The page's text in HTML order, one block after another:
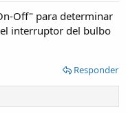
Off" para determinar
interruptor del bulbo
Responder